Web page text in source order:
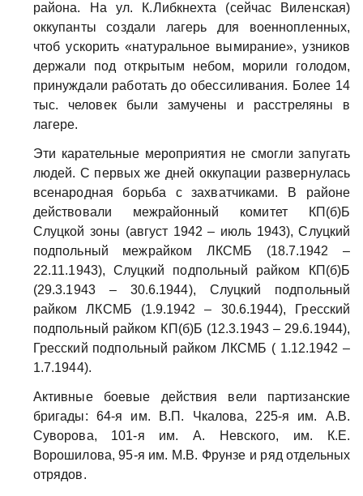
района. На ул. К.Либкнехта (сейчас Виленская)
оккупанты создали лагерь для военнопленных,
чтоб ускорить «натуральное вымирание», узников
держали под открытым небом, морили голодом,
принуждали работать до обессиливания. Более 14
тыс. человек были замучены и расстреляны в
лагере.
Эти карательные мероприятия не смогли запугать
людей. С первых же дней оккупации развернулась
всенародная борьба с захватчиками. В районе
действовали межрайонный комитет КП(б)Б
Слуцкой зоны (август 1942 – июль 1943), Слуцкий
подпольный межрайком ЛКСМБ (18.7.1942 –
22.11.1943), Слуцкий подпольный райком КП(б)Б
(29.3.1943 – 30.6.1944), Слуцкий подпольный
райком ЛКСМБ (1.9.1942 – 30.6.1944), Гресский
подпольный райком КП(б)Б (12.3.1943 – 29.6.1944),
Гресский подпольный райком ЛКСМБ ( 1.12.1942 –
1.7.1944).
Активные боевые действия вели партизанские
бригады: 64-я им. В.П. Чкалова, 225-я им. А.В.
Суворова, 101-я им. А. Невского, им. К.Е.
Ворошилова, 95-я им. М.В. Фрунзе и ряд отдельных
отрядов.